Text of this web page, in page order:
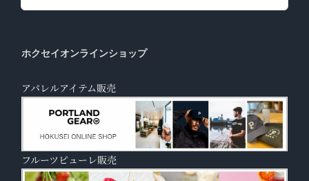
ホクセイオンラインショップ
アパレルアイテム販売
フルーツピューレ販売